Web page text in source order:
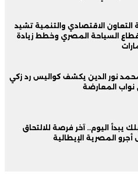
الاقتصادي والتنمية تشيد
السياحة المصري وخطط زيادة
محمد نور الدين يكشف كواليس رد زكي
نواب المعارضة
يبدأ اليوم.. آخر فرصة للالتحاق
المصرية الإيطالية